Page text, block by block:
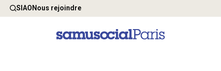
SIAONous rejoindre